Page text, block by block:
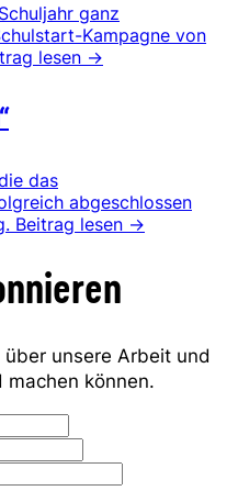
ganz
Kampagne von
lesen →
das
abgeschlossen
Beitrag lesen →
unsere Arbeit und
machen können.